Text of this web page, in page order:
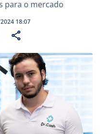
para o mercado
18:07